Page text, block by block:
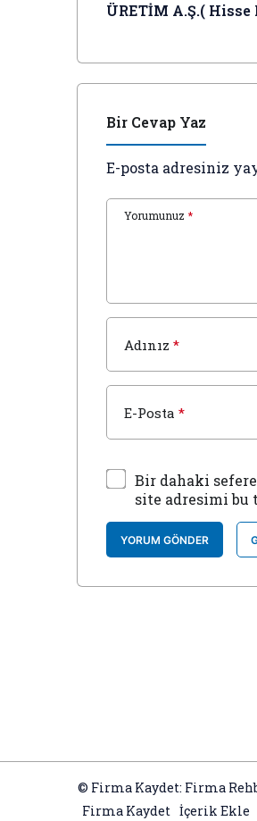
ÜRETİM A.Ş.( Hisse
Bir Cevap Yaz
E-posta adresiniz
Yorumunuz *
Adınız *
E-Posta *
Bir dahaki
site adresimi bu
YORUM GÖNDER
© Firma Kaydet: Firma
Firma Kaydet İçerik Ekle